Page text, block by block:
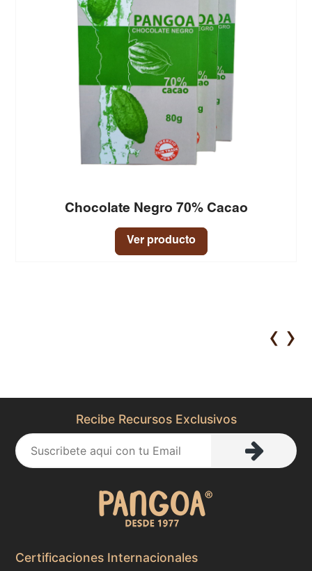
Chocolate Negro 70% Cacao
Ver producto
‹ ›
Recibe Recursos Exclusivos
Certificaciones Internacionales